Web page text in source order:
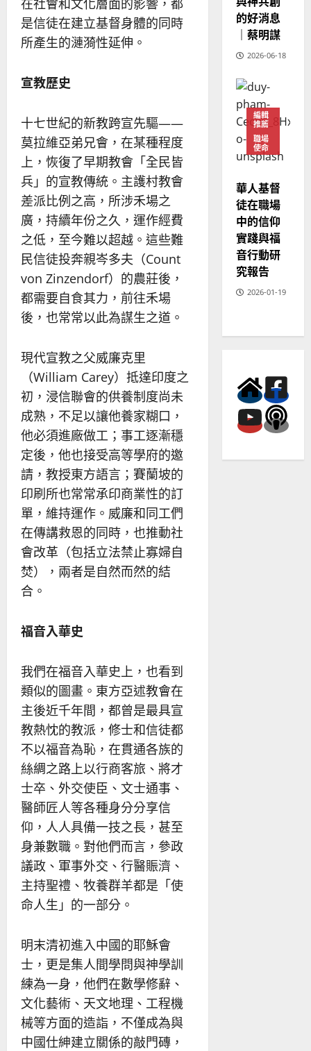
在社會和文化層面的影響，都
是信徒在建立基督身體的同時
所產生的漣漪性延伸。
宣教歷史
十七世紀的新教跨宣先驅——
莫拉維亞弟兄會，在某種程度
上，恢復了早期教會「全民皆
兵」的宣教傳統。主護村教會
差派比例之高，所涉禾場之
廣，持續年份之久，運作經費
之低，至今難以超越。這些難
民信徒投奔親岑多夫（Count
von Zinzendorf）的農莊後，
都需要自食其力，前往禾場
後，也常常以此為謀生之道。
現代宣教之父威廉克里
（William Carey）抵達印度之
初，浸信聯會的供養制度尚未
成熟，不足以讓他養家糊口，
他必須進廠做工；事工逐漸穩
定後，他也接受高等學府的邀
請，教授東方語言；賽蘭坡的
印刷所也常常承印商業性的訂
單，維持運作。威廉和同工們
在傳講救恩的同時，也推動社
會改革（包括立法禁止寡婦自
焚），兩者是自然而然的結
合。
福音入華史
我們在福音入華史上，也看到
類似的圖畫。東方亞述教會在
主後近千年間，都曾是最具宣
教熱忱的教派，修士和信徒都
不以福音為恥，在貫通各族的
絲綢之路上以行商客旅、將才
士卒、外交使臣、文士通事、
醫師匠人等各種身分分享信
仰，人人具備一技之長，甚至
身兼數職。對他們而言，參政
議政、軍事外交、行醫賑濟、
主持聖禮、牧養群羊都是「使
命人生」的一部分。
明末清初進入中國的耶穌會
士，更是集人間學問與神學訓
練為一身，他們在數學修辭、
文化藝術、天文地理、工程機
械等方面的造詣，不僅成為與
中國仕紳建立關係的敲門磚，
20
的好消息
｜蔡明謀
2026-06-18
編輯
推薦
職場
使命
華人基督
徒在職場
中的信仰
實踐與福
音行動研
究報告
2026-01-19